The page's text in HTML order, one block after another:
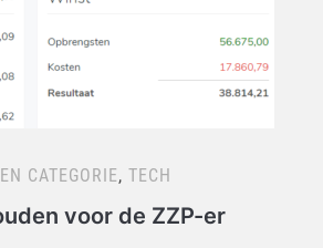
CATEGORIE, TECH
voor de ZZP-er